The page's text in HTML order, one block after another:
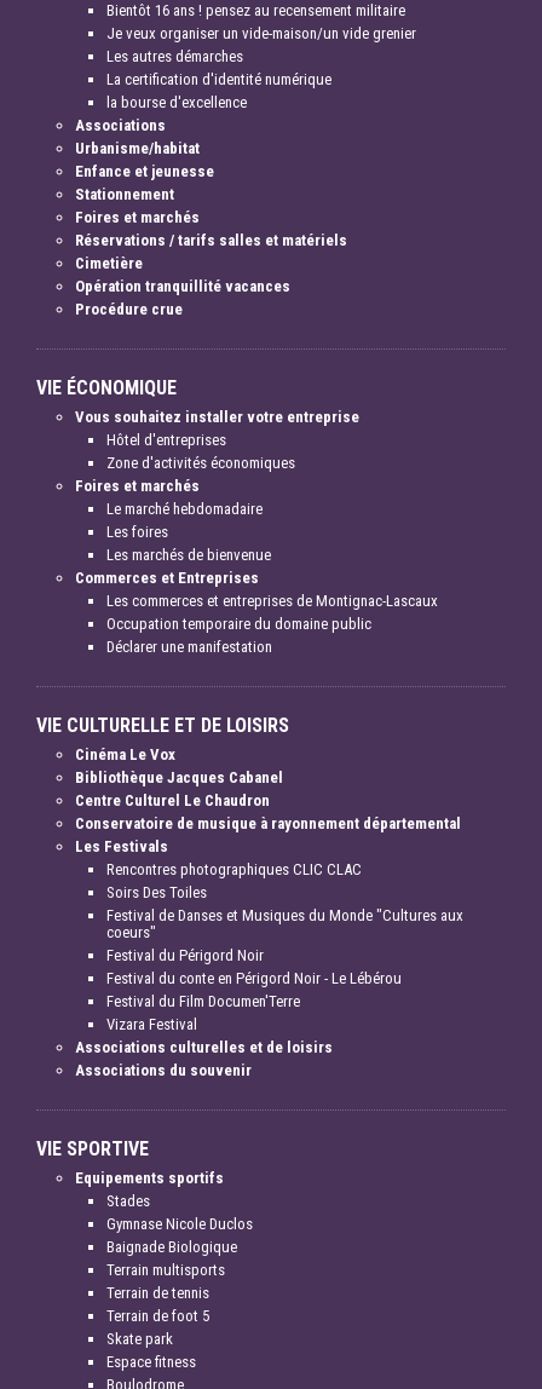
Bientôt 16 ans ! pensez au recensement militaire
Je veux organiser un vide-maison/un vide grenier
Les autres démarches
La certification d'identité numérique
la bourse d'excellence
Associations
Urbanisme/habitat
Enfance et jeunesse
Stationnement
Foires et marchés
Réservations / tarifs salles et matériels
Cimetière
Opération tranquillité vacances
Procédure crue
VIE ÉCONOMIQUE
Vous souhaitez installer votre entreprise
Hôtel d'entreprises
Zone d'activités économiques
Foires et marchés
Le marché hebdomadaire
Les foires
Les marchés de bienvenue
Commerces et Entreprises
Les commerces et entreprises de Montignac-Lascaux
Occupation temporaire du domaine public
Déclarer une manifestation
VIE CULTURELLE ET DE LOISIRS
Cinéma Le Vox
Bibliothèque Jacques Cabanel
Centre Culturel Le Chaudron
Conservatoire de musique à rayonnement départemental
Les Festivals
Rencontres photographiques CLIC CLAC
Soirs Des Toiles
Festival de Danses et Musiques du Monde "Cultures aux
coeurs"
Festival du Périgord Noir
Festival du conte en Périgord Noir - Le Lébérou
Festival du Film Documen'Terre
Vizara Festival
Associations culturelles et de loisirs
Associations du souvenir
VIE SPORTIVE
Equipements sportifs
Stades
Gymnase Nicole Duclos
Baignade Biologique
Terrain multisports
Terrain de tennis
Terrain de foot 5
Skate park
Espace fitness
Boulodrome